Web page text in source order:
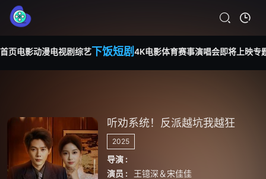
首页电影动漫电视剧综艺下饭短剧 4K电影体育赛事演唱会即将上映专
听劝系统！反派越坑我越狂
2025
导演 :
演员 :
王镱深＆宋佳佳